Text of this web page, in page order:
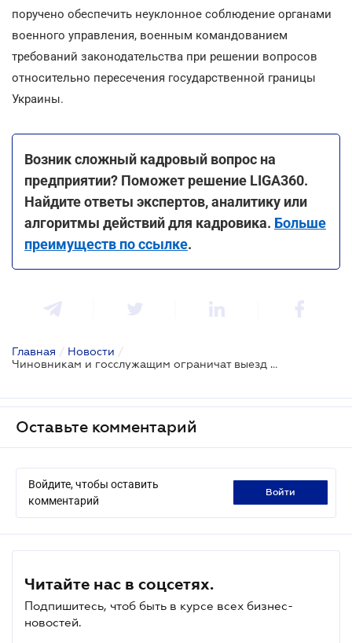
поручено обеспечить неуклонное соблюдение органами
военного управления, военным командованием
требований законодательства при решении вопросов
относительно пересечения государственной границы
Украины.
Возник сложный кадровый вопрос на
предприятии? Поможет решение LIGA360.
Найдите ответы экспертов, аналитику или
алгоритмы действий для кадровика. Больше
преимуществ по ссылке.
Главная / Новости /
Чиновникам и госслужащим ограничат выезд за границу: Указ Президента
Оставьте комментарий
Войдите, чтобы оставить
комментарий
войти
Читайте нас в соцсетях.
Подпишитесь, чтоб быть в курсе всех бизнес-
новостей.